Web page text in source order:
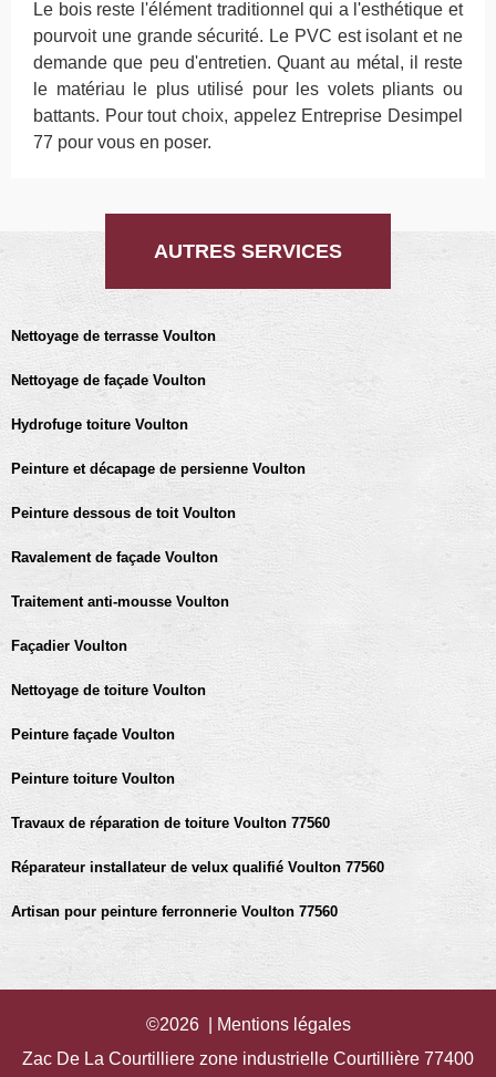
Le bois reste l'élément traditionnel qui a l'esthétique et
pourvoit une grande sécurité. Le PVC est isolant et ne
demande que peu d'entretien. Quant au métal, il reste
le matériau le plus utilisé pour les volets pliants ou
battants. Pour tout choix, appelez Entreprise Desimpel
77 pour vous en poser.
AUTRES SERVICES
Nettoyage de terrasse Voulton
Nettoyage de façade Voulton
Hydrofuge toiture Voulton
Peinture et décapage de persienne Voulton
Peinture dessous de toit Voulton
Ravalement de façade Voulton
Traitement anti-mousse Voulton
Façadier Voulton
Nettoyage de toiture Voulton
Peinture façade Voulton
Peinture toiture Voulton
Travaux de réparation de toiture Voulton 77560
Réparateur installateur de velux qualifié Voulton 77560
Artisan pour peinture ferronnerie Voulton 77560
©2026 |
Mentions légales
Zac De La Courtilliere zone industrielle Courtillière 77400